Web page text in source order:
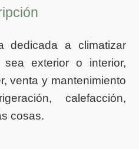
dedicada a climatizar
exterior o interior,
venta y mantenimiento
calefacción,
cosas.